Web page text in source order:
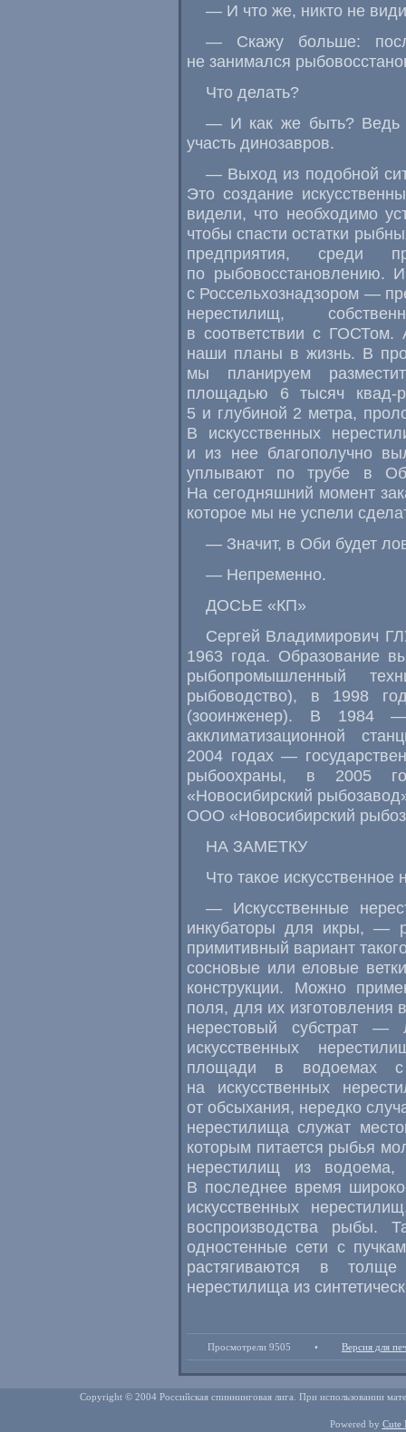
— И что же, никто не
— Скажу больше:
не занимался
Что делать?
— И как же быть? Ведь
участь динозавров.
— Выход из подобной
Это создание
видели, что необходимо
чтобы спасти остатки
предприятия, среди
по рыбовосстановлению.
с Россельхознадзором —
нерестилищ,
в соответствии с
наши планы в жизнь. В
мы планируем
площадью 6 тысяч квад-
5 и глубиной 2 метра,
В искусственных
и из нее благополучно
уплывают по трубе в
На сегодняшний момент
которое мы не успели
— Значит, в Оби будет
— Непременно.
ДОСЬЕ «КП»
Сергей Владимирович
1963 года. Образование
рыбопромышленный
рыбоводство), в 1998
(зооинженер). В 1984
акклиматизационной
2004 годах —
рыбоохраны, в 2005
«Новосибирский
ООО «Новосибирский
НА ЗАМЕТКУ
Что такое искусственное
— Искусственные
инкубаторы для икры, —
примитивный вариант
сосновые или еловые
конструкции. Можно
поля, для их
нерестовый субстрат
искусственных
площади в водоемах
на искусственных
от обсыхания, нередко
нерестилища служат
которым питается рыбья
нерестилищ из водоема,
В последнее время
искусственных
воспроизводства рыбы.
одностенные сети с
растягиваются в
нерестилища из
Просмотрели 9505 • Версия для
Copyright © 2004 Российская спиннинговая лига. При использовании
Powered by Cute